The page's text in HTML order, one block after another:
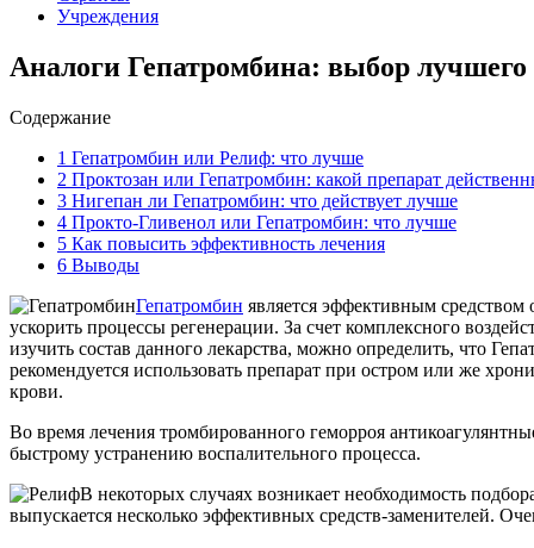
Учреждения
Аналоги Гепатромбина: выбор лучшего
Содержание
1 Гепатромбин или Релиф: что лучше
2 Проктозан или Гепатромбин: какой препарат
3 Нигепан ли Гепатромбин: что действует лучше
4 Прокто-Гливенол или Гепатромбин: что лучше
5 Как повысить эффективность лечения
6 Выводы
Гепатромбин является эффективным
ускорить процессы регенерации. За счет комплексного
изучить состав данного лекарства, можно определить, что
рекомендуется использовать препарат при остром или же
крови.
Во время лечения тромбированного геморроя
быстрому устранению воспалительного процесса.
В некоторых случаях возникает необходимость
выпускается несколько эффективных средств-заменителей.